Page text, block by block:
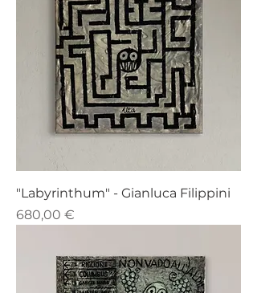
"Labyrinthum" - Gianluca Filippini
Prezzo
680,00 €